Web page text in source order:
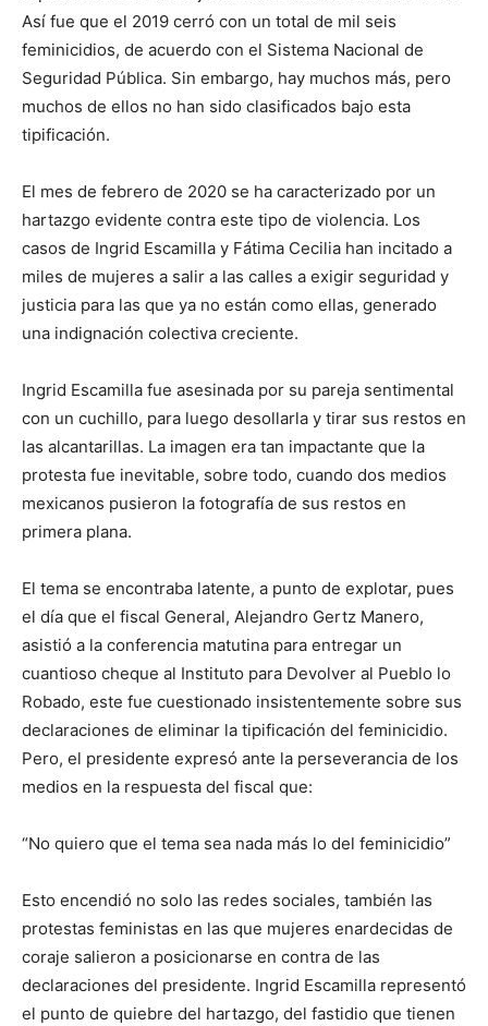
Así fue que el 2019 cerró con un total de mil seis
feminicidios, de acuerdo con el Sistema Nacional de
Seguridad Pública. Sin embargo, hay muchos más, pero
muchos de ellos no han sido clasificados bajo esta
tipificación.
El mes de febrero de 2020 se ha caracterizado por un
hartazgo evidente contra este tipo de violencia. Los
casos de Ingrid Escamilla y Fátima Cecilia han incitado a
miles de mujeres a salir a las calles a exigir seguridad y
justicia para las que ya no están como ellas, generado
una indignación colectiva creciente.
Ingrid Escamilla fue asesinada por su pareja sentimental
con un cuchillo, para luego desollarla y tirar sus restos en
las alcantarillas. La imagen era tan impactante que la
protesta fue inevitable, sobre todo, cuando dos medios
mexicanos pusieron la fotografía de sus restos en
primera plana.
El tema se encontraba latente, a punto de explotar, pues
el día que el fiscal General, Alejandro Gertz Manero,
asistió a la conferencia matutina para entregar un
cuantioso cheque al Instituto para Devolver al Pueblo lo
Robado, este fue cuestionado insistentemente sobre sus
declaraciones de eliminar la tipificación del feminicidio.
Pero, el presidente expresó ante la perseverancia de los
medios en la respuesta del fiscal que:
“No quiero que el tema sea nada más lo del feminicidio”
Esto encendió no solo las redes sociales, también las
protestas feministas en las que mujeres enardecidas de
coraje salieron a posicionarse en contra de las
declaraciones del presidente. Ingrid Escamilla representó
el punto de quiebre del hartazgo, del fastidio que tienen